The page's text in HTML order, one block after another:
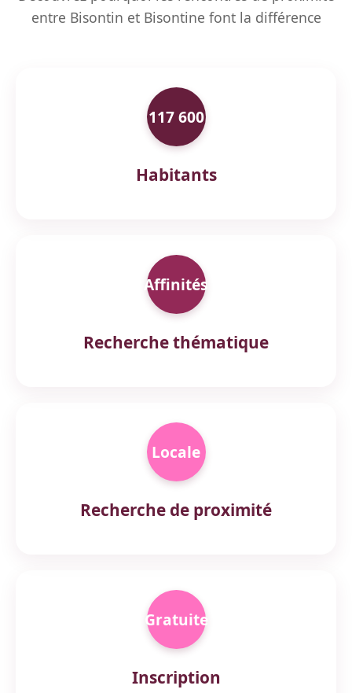
entre Bisontin et Bisontine font la différence
117 600
Habitants
Affinités
Recherche thématique
Locale
Recherche de proximité
Gratuite
Inscription